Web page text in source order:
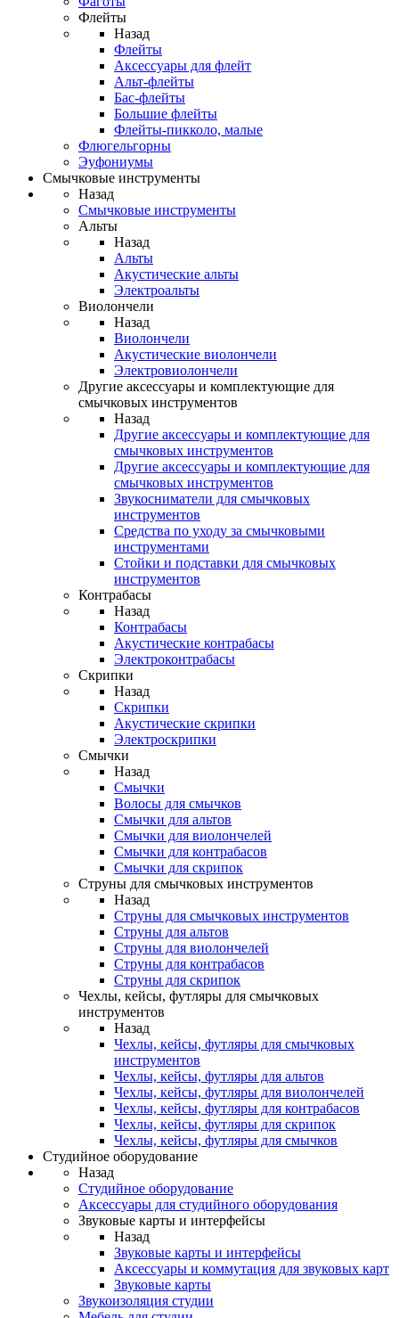
Флейты
Назад
Флейты
Аксессуары для флейт
Альт-флейты
Бас-флейты
Большие флейты
Флейты-пикколо, малые
Флюгельгорны
Эуфониумы
Смычковые инструменты
Назад
Смычковые инструменты
Альты
Назад
Альты
Акустические альты
Электроальты
Виолончели
Назад
Виолончели
Акустические виолончели
Электровиолончели
Другие аксессуары и комплектующие для
смычковых инструментов
Назад
Другие аксессуары и комплектующие для
смычковых инструментов
Другие аксессуары и комплектующие для
смычковых инструментов
Звукосниматели для смычковых
инструментов
Средства по уходу за смычковыми
инструментами
Стойки и подставки для смычковых
инструментов
Контрабасы
Назад
Контрабасы
Акустические контрабасы
Электроконтрабасы
Скрипки
Назад
Скрипки
Акустические скрипки
Электроскрипки
Смычки
Назад
Смычки
Волосы для смычков
Смычки для альтов
Смычки для виолончелей
Смычки для контрабасов
Смычки для скрипок
Струны для смычковых инструментов
Назад
Струны для смычковых инструментов
Струны для альтов
Струны для виолончелей
Струны для контрабасов
Струны для скрипок
Чехлы, кейсы, футляры для смычковых
инструментов
Назад
Чехлы, кейсы, футляры для смычковых
инструментов
Чехлы, кейсы, футляры для альтов
Чехлы, кейсы, футляры для виолончелей
Чехлы, кейсы, футляры для контрабасов
Чехлы, кейсы, футляры для скрипок
Чехлы, кейсы, футляры для смычков
Студийное оборудование
Назад
Студийное оборудование
Аксессуары для студийного оборудования
Звуковые карты и интерфейсы
Назад
Звуковые карты и интерфейсы
Аксессуары и коммутация для звуковых карт
Звуковые карты
Звукоизоляция студии